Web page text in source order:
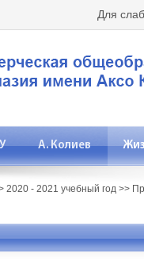
Для
А. Колиев
2020 - 2021 учебный год >>